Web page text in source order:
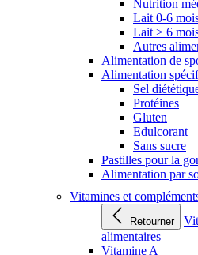
Nutrition
Lait 0-6
Lait > 6
Autres
Alimentation de
Alimentation
Sel
Protéines
Gluten
Edulcorant
Sans sucre
Pastilles pour la
Alimentation par
Vitamines et
Retourner
alimentaires
Vitamine A